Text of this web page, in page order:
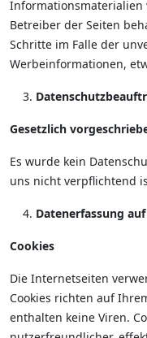
Betreiber der Seiten
Schritte im Falle der
Werbeinformationen,
Gesetzlich
Es wurde kein
uns nicht verpflichtend
Datenerfassung
Cookies
Die Internetseiten
Cookies richten auf
enthalten keine Viren.